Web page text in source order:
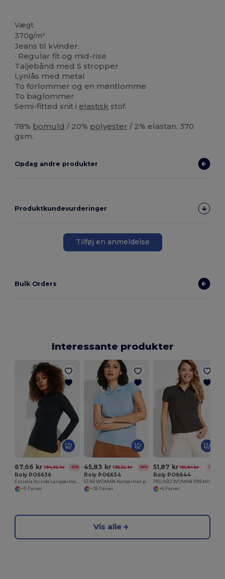
Vægt
370g/m²
Jeans til kvinder.
· Regular fit og mid-rise
Taljebånd med 5 stropper
Lynlås med metal
To forlommer og en møntlomme
To baglommer
Semi-fitted snit i elastisk stof.
78% bomuld / 20% polyester / 2% elastan, 370
gsm.
Opdag andre produkter
Produktkundevurderinger
Tilføj en anmeldelse
Bulk Orders
Interessante produkter
67,66 kr 194,32 kr -65%
Roly PO6636
+11 Farver
45,83 kr 135,32 kr -66%
Roly PO6634
+35 Farver
51,87 kr 161,94 kr -68%
Roly PO6644
+6 Farver
Vis alle